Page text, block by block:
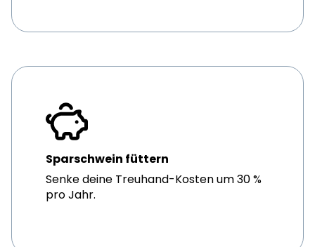
Sparschwein füttern
Senke deine Treuhand-Kosten um 30 %
pro Jahr.